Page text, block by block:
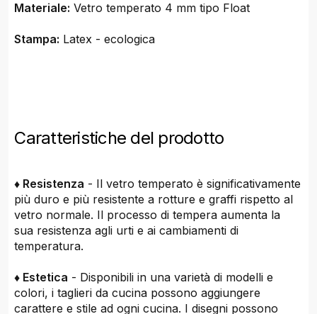
Materiale: Vetro temperato 4 mm tipo Float
Stampa: Latex - ecologica
Caratteristiche del prodotto
♦ Resistenza - Il vetro temperato è significativamente
più duro e più resistente a rotture e graffi rispetto al
vetro normale. Il processo di tempera aumenta la
sua resistenza agli urti e ai cambiamenti di
temperatura.
♦ Estetica - Disponibili in una varietà di modelli e
colori, i taglieri da cucina possono aggiungere
carattere e stile ad ogni cucina. I disegni possono